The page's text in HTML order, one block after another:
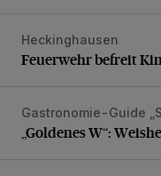
Feuerwehr befreit
Heckinghausen
Feuerwehr befreit
„Goldenes W“:
Gastronomie-Guide
„Goldenes W“: